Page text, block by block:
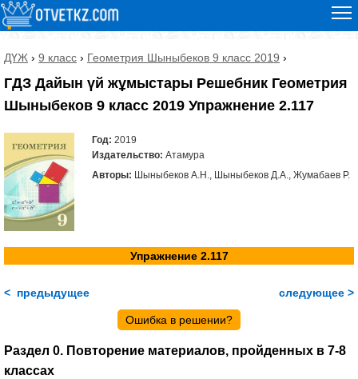
ДҮЖ › 9 класс › Геометрия Шыныбеков 9 класс 2019 ›
ГДЗ Дайын үй жұмыстары Решебник Геометрия
Шыныбеков 9 класс 2019 Упражнение 2.117
Год: 2019
Издательство: Атамура
Авторы: Шыныбеков А.Н., Шыныбеков Д.А., Жумабаев Р.
Упражнение 2.117
< предыдущее следующее >
Ошибка в решении?
Раздел 0. Повторение материалов, пройденных в 7-8
классах